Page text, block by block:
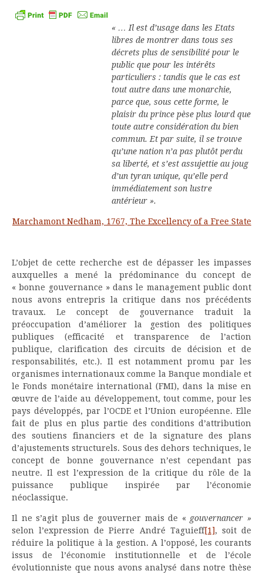
« … Il est d’usage dans les Etats
libres de montrer dans tous ses
décrets plus de sensibilité pour le
public que pour les intérêts
particuliers : tandis que le cas est
tout autre dans une monarchie,
parce que, sous cette forme, le
plaisir du prince pèse plus lourd que
toute autre considération du bien
commun. Et par suite, il se trouve
qu’une nation n’a pas plutôt perdu
sa liberté, et s’est assujettie au joug
d’un tyran unique, qu’elle perd
immédiatement son lustre
antérieur ».
Marchamont Nedham, 1767, The Excellency of a Free State
L’objet de cette recherche est de dépasser les impasses
auxquelles a mené la prédominance du concept de
« bonne gouvernance » dans le management public dont
nous avons entrepris la critique dans nos précédents
travaux. Le concept de gouvernance traduit la
préoccupation d’améliorer la gestion des politiques
publiques (efficacité et transparence de l’action
publique, clarification des circuits de décision et de
responsabilités, etc.). Il est notamment promu par les
organismes internationaux comme la Banque mondiale et
le Fonds monétaire international (FMI), dans la mise en
œuvre de l’aide au développement, tout comme, pour les
pays développés, par l’OCDE et l’Union européenne. Elle
fait de plus en plus partie des conditions d’attribution
des soutiens financiers et de la signature des plans
d’ajustements structurels. Sous des dehors techniques, le
concept de bonne gouvernance n’est cependant pas
neutre. Il est l’expression de la critique du rôle de la
puissance publique inspirée par l’économie
néoclassique.
Il ne s’agit plus de gouverner mais de « gouvernancer »
selon l’expression de Pierre André Taguieff[1], soit de
réduire la politique à la gestion. A l’opposé, les courants
issus de l’économie institutionnelle et de l’école
évolutionniste que nous avons analysé dans notre thèse